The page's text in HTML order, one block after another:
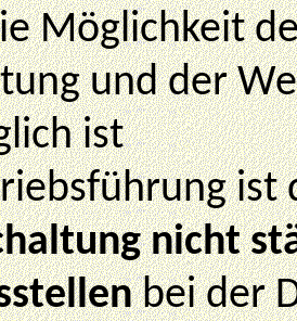
Möglichkeit
und der
ist
ist
nicht
bei der